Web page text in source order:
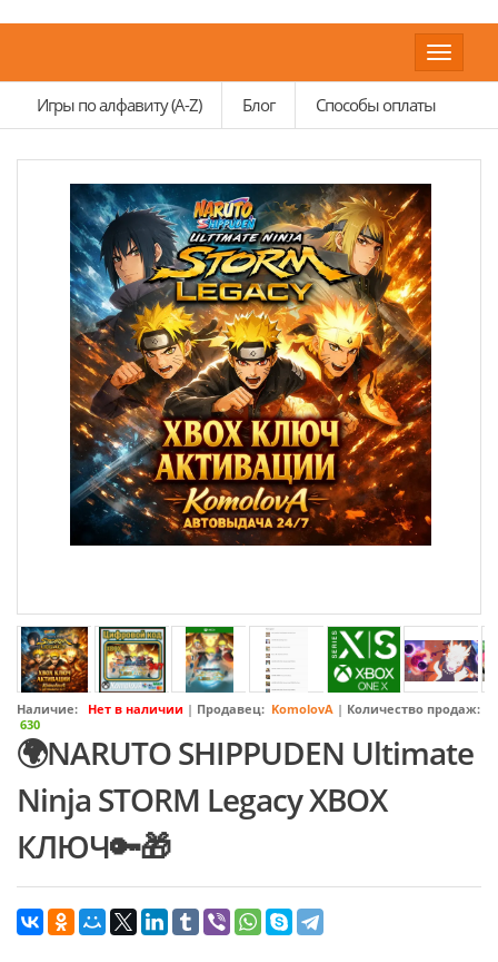
Toggle
Игры по алфавиту (A-Z)
Блог Способы оплаты
Наличие: Нет в наличии | Продавец: KomolovA | Количество продаж:
630
🌍NARUTO SHIPPUDEN Ultimate
Ninja STORM Legacy XBOX
КЛЮЧ🔑🎁